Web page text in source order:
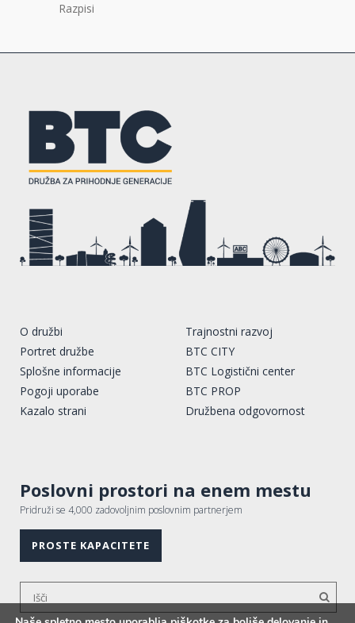
Razpisi
O družbi
Portret družbe
Splošne informacije
Pogoji uporabe
Kazalo strani
Trajnostni razvoj
BTC CITY
BTC Logistični center
BTC PROP
Družbena odgovornost
Poslovni prostori na enem mestu
Pridruži se 4,000 zadovoljnim poslovnim partnerjem
PROSTE KAPACITETE